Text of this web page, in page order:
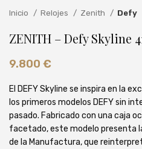
Inicio Relojes Zenith Defy
ZENITH – Defy Skyline
9.800 €
El DEFY Skyline se inspira en la
los primeros modelos DEFY sin
pasado. Fabricado con una caja
facetado, este modelo presenta
de la Manufactura, que